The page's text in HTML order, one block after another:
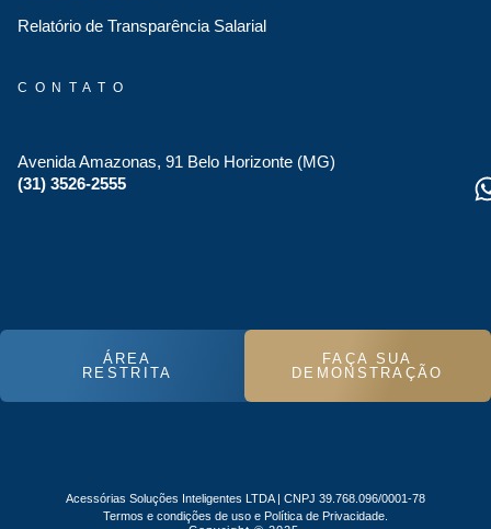
Relatório de Transparência Salarial
CONTATO
Avenida Amazonas, 91 Belo Horizonte (MG)
(31) 3526-2555
ÁREA
RESTRITA
FAÇA SUA
DEMONSTRAÇÃO
Acessórias Soluções Inteligentes LTDA | CNPJ 39.768.096/0001-78
Termos e condições de uso e Política de Privacidade.